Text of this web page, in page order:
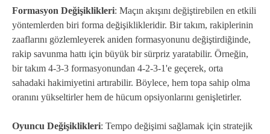
Formasyon Değişiklikleri: Maçın akışını değiştirebilen en etkili
yöntemlerden biri forma değişiklikleridir. Bir takım, rakiplerinin
zaaflarını gözlemleyerek aniden formasyonunu değiştirdiğinde,
rakip savunma hattı için büyük bir sürpriz yaratabilir. Örneğin,
bir takım 4-3-3 formasyonundan 4-2-3-1'e geçerek, orta
sahadaki hakimiyetini artırabilir. Böylece, hem topa sahip olma
oranını yükseltirler hem de hücum opsiyonlarını genişletirler.
Oyuncu Değişiklikleri: Tempo değişimi sağlamak için stratejik